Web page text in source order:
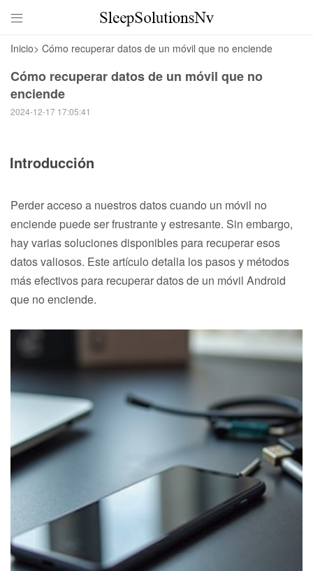

Inicio> Cómo recuperar datos de un móvil que no enciende
Cómo recuperar datos de un móvil que no
enciende
2024-12-17 17:05:41
Introducción
Perder acceso a nuestros datos cuando un móvil no
enciende puede ser frustrante y estresante. Sin embargo,
hay varias soluciones disponibles para recuperar esos
datos valiosos. Este artículo detalla los pasos y métodos
más efectivos para recuperar datos de un móvil Android
que no enciende.